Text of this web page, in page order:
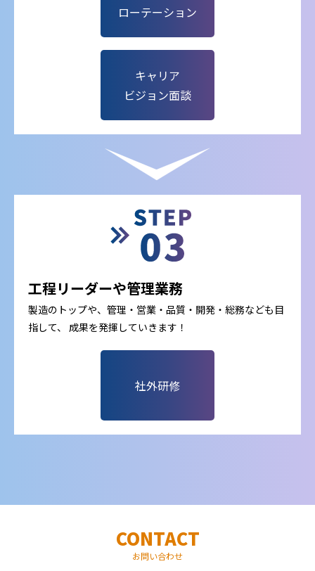
ローテーション
キャリア
ビジョン面談
工程リーダーや管理業務
製造のトップや、管理・営業・品質・開発・総務なども目
指して、 成果を発揮していきます！
社外研修
CONTACT
お問い合わせ